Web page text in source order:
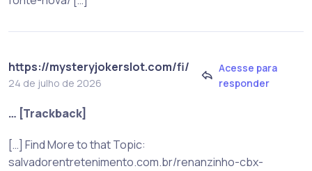
https://mysteryjokerslot.com/fi/
24 de julho de 2026
Acesse para
responder
… [Trackback]
[…] Find More to that Topic:
salvadorentretenimento.com.br/renanzinho-cbx-